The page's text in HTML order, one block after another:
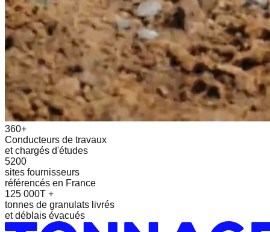
360+
Conducteurs de travaux
et chargés d'études
5200
sites fournisseurs
référencés en France
125 000T +
tonnes de granulats livrés
et déblais évacués